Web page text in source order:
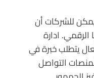
للشركات أن
ادارة
يتطلب خبرة في
التواصل